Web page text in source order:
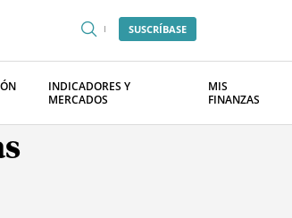
SUSCRÍBASE
INDICADORES Y
MERCADOS
MIS
FINANZAS